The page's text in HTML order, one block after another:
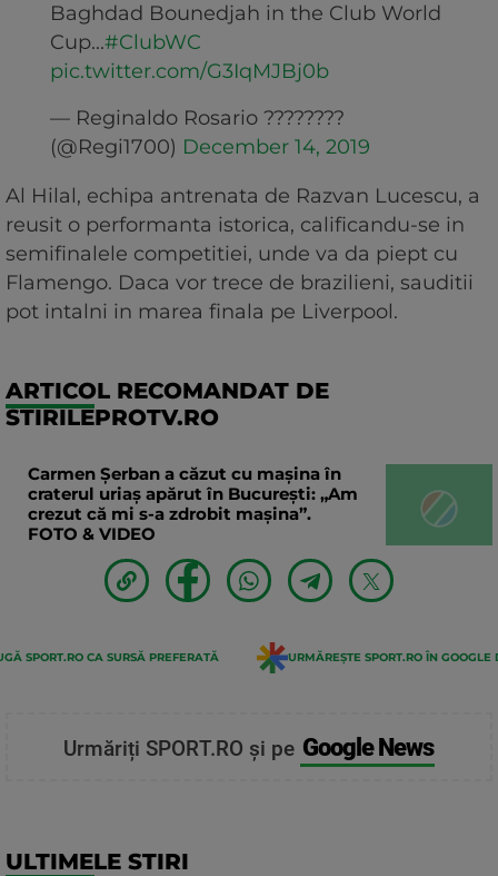
Baghdad Bounedjah in the Club World
Cup...#ClubWC
pic.twitter.com/G3IqMJBj0b
— Reginaldo Rosario ????????
(@Regi1700) December 14, 2019
Al Hilal, echipa antrenata de Razvan Lucescu, a
reusit o performanta istorica, calificandu-se in
semifinalele competitiei, unde va da piept cu
Flamengo. Daca vor trece de brazilieni, sauditii
pot intalni in marea finala pe Liverpool.
ARTICOL RECOMANDAT DE
STIRILEPROTV.RO
Carmen Șerban a căzut cu mașina în
craterul uriaș apărut în București: „Am
crezut că mi s-a zdrobit mașina”.
FOTO & VIDEO
SPORT.RO CA SURSĂ PREFERATĂ URMĂREȘTE SPORT.RO ÎN GOOGLE
Urmăriți SPORT.RO și pe Google News
ULTIMELE STIRI